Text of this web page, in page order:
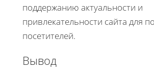
поддержанию актуальности и
привлекательности сайта для
посетителей.
Вывод